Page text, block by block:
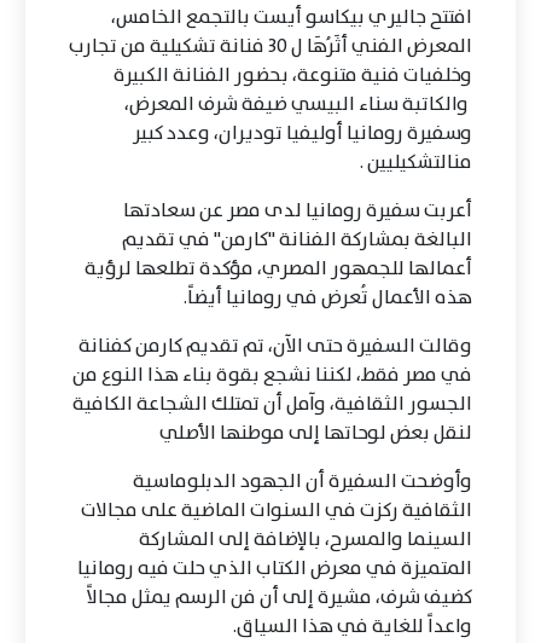
افتتح جاليري بيكاسو أيست بالتجمع الخامس،
المعرض الفني أثَرُهَا ل 30 فنانة تشكيلية من تجارب
وخلفيات فنية متنوعة، بحضور الفنانة الكبيرة
والكاتبة سناء البيسي ضيفة شرف المعرض،
وسفيرة رومانيا أوليفيا توديران، وعدد كبير
منالتشكيليين .
أعربت سفيرة رومانيا لدى مصر عن سعادتها
البالغة بمشاركة الفنانة "كارمن" في تقديم
أعمالها للجمهور المصري، مؤكدة تطلعها لرؤية
هذه الأعمال تُعرض في رومانيا أيضاً.
وقالت السفيرة حتى الآن، تم تقديم كارمن كفنانة
في مصر فقط، لكننا نشجع بقوة بناء هذا النوع من
الجسور الثقافية، وآمل أن تمتلك الشجاعة الكافية
لنقل بعض لوحاتها إلى موطنها الأصلي
وأوضحت السفيرة أن الجهود الدبلوماسية
الثقافية ركزت في السنوات الماضية على مجالات
السينما والمسرح، بالإضافة إلى المشاركة
المتميزة في معرض الكتاب الذي حلت فيه رومانيا
كضيف شرف، مشيرة إلى أن فن الرسم يمثل مجالاً
واعداً للغاية في هذا السياق.